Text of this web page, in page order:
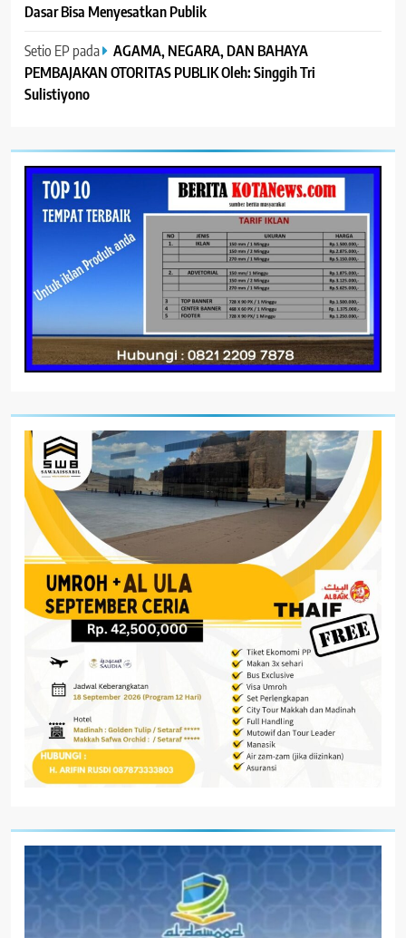
Dasar Bisa Menyesatkan Publik
Setio EP pada
AGAMA, NEGARA, DAN BAHAYA
PEMBAJAKAN OTORITAS PUBLIK Oleh: Singgih Tri
Sulistiyono